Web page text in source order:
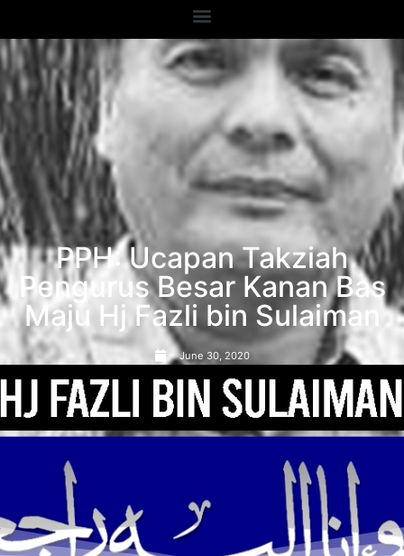
PPH: Ucapan Takziah
Pengurus Besar Kanan Bas
Maju Hj Fazli bin Sulaiman
June 30, 2020